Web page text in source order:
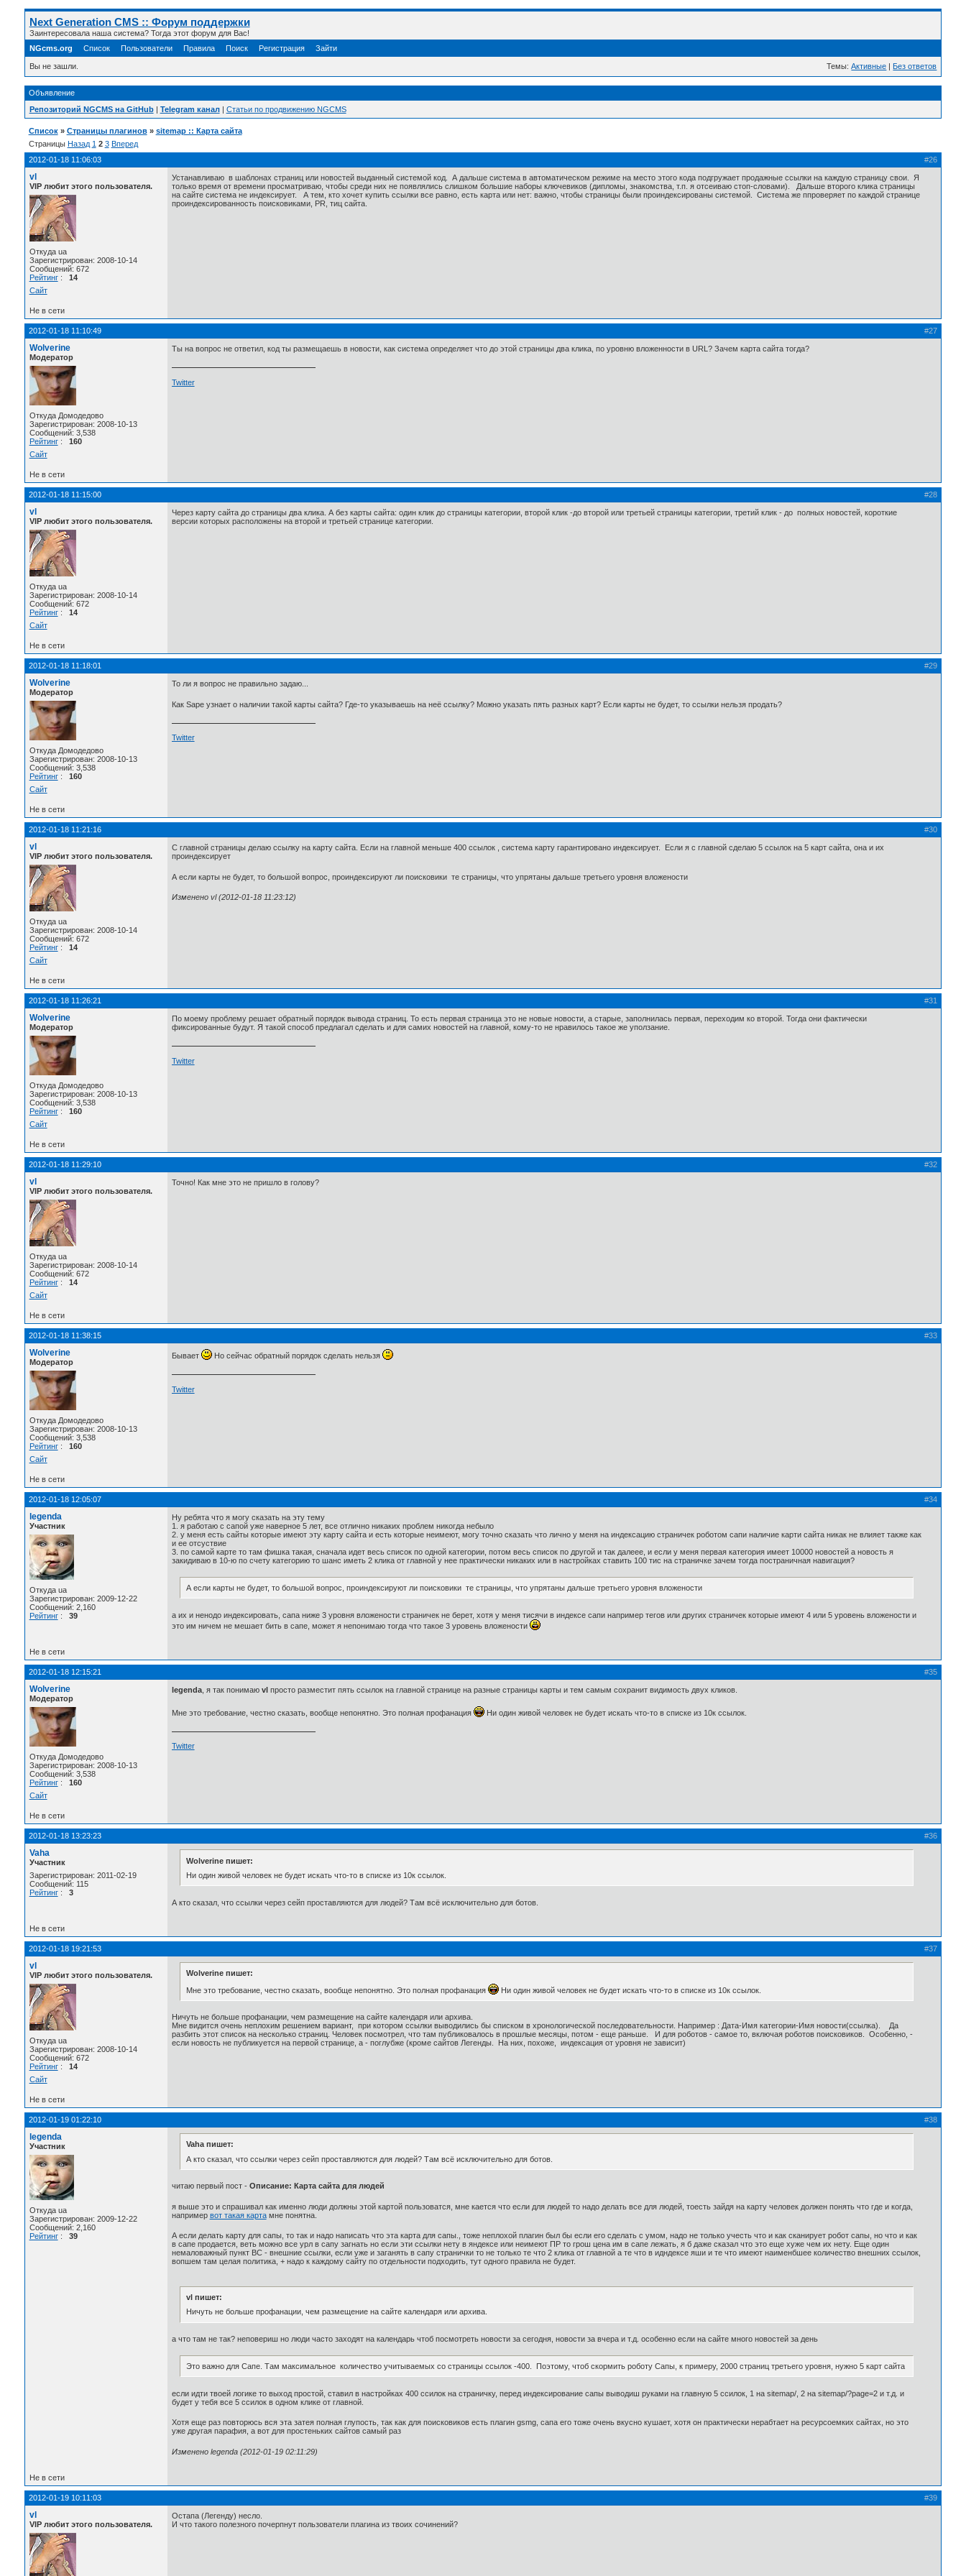
Next Generation CMS :: Форум поддержки
Заинтересовала наша система? Тогда этот форум для Вас!
NGcms.org
Список Пользователи Правила Поиск Регистрация Зайти
Вы не зашли. Темы:Активные | Без ответов
Объявление
Репозиторий NGCMS на GitHub| Telegram канал| Статьи по продвижению NGCMS
Список » Страницы плагинов » sitemap :: Карта сайта
Страницы Назад 1 2 3 Вперед
#26
2012-01-18 11:06:03
vl
VIP любит этого пользователя.
Откуда ua
Зарегистрирован: 2008-10-14
Сообщений: 672
Рейтинг: 14
Сайт
Устанавливаю в шаблонах страниц или новостей выданный системой код. А дальше система в автоматическом режиме на место этого кода подгружает продажные ссылки на каждую страницу свои. Я
только время от времени просматриваю, чтобы среди них не появлялись слишком большие наборы ключевиков (дипломы, знакомства, т.п. я отсеиваю стоп-словами). Дальше второго клика страницы
на сайте система не индексирует. А тем, кто хочет купить ссылки все равно, есть карта или нет: важно, чтобы страницы были проиндексированы системой. Система же ппроверяет по каждой странице
проиндексированность поисковиками, PR, тиц сайта.
Не в сети
#27
2012-01-18 11:10:49
Wolverine
Модератор
Откуда Домодедово
Зарегистрирован: 2008-10-13
Сообщений: 3,538
Рейтинг: 160
Сайт
Ты на вопрос не ответил, код ты размещаешь в новости, как система определяет что до этой страницы два клика, по уровню вложенности в URL? Зачем карта сайта тогда?
Twitter
Не в сети
#28
2012-01-18 11:15:00
vl
VIP любит этого пользователя.
Откуда ua
Зарегистрирован: 2008-10-14
Сообщений: 672
Рейтинг: 14
Сайт
Через карту сайта до страницы два клика. А без карты сайта: один клик до страницы категории, второй клик -до второй или третьей страницы категории, третий клик - до полных новостей, короткие
версии которых расположены на второй и третьей странице категории.
Не в сети
#29
2012-01-18 11:18:01
Wolverine
Модератор
Откуда Домодедово
Зарегистрирован: 2008-10-13
Сообщений: 3,538
Рейтинг: 160
Сайт
То ли я вопрос не правильно задаю...
Как Sape узнает о наличии такой карты сайта? Где-то указываешь на неё ссылку? Можно указать пять разных карт? Если карты не будет, то ссылки нельзя продать?
Twitter
Не в сети
#30
2012-01-18 11:21:16
vl
VIP любит этого пользователя.
Откуда ua
Зарегистрирован: 2008-10-14
Сообщений: 672
Рейтинг: 14
Сайт
С главной страницы делаю ссылку на карту сайта. Если на главной меньше 400 ссылок , система карту гарантировано индексирует. Если я с главной сделаю 5 ссылок на 5 карт сайта, она и их
проиндексирует
А если карты не будет, то большой вопрос, проиндексируют ли поисковики те страницы, что упрятаны дальше третьего уровня вложености
Изменено vl (2012-01-18 11:23:12)
Не в сети
#31
2012-01-18 11:26:21
Wolverine
Модератор
Откуда Домодедово
Зарегистрирован: 2008-10-13
Сообщений: 3,538
Рейтинг: 160
Сайт
По моему проблему решает обратный порядок вывода страниц. То есть первая страница это не новые новости, а старые, заполнилась первая, переходим ко второй. Тогда они фактически
фиксированные будут. Я такой способ предлагал сделать и для самих новостей на главной, кому-то не нравилось такое же уползание.
Twitter
Не в сети
#32
2012-01-18 11:29:10
vl
VIP любит этого пользователя.
Откуда ua
Зарегистрирован: 2008-10-14
Сообщений: 672
Рейтинг: 14
Сайт
Точно! Как мне это не пришло в голову?
Не в сети
#33
2012-01-18 11:38:15
Wolverine
Модератор
Откуда Домодедово
Зарегистрирован: 2008-10-13
Сообщений: 3,538
Рейтинг: 160
Сайт
Бывает Но сейчас обратный порядок сделать нельзя
Twitter
Не в сети
#34
2012-01-18 12:05:07
legenda
Участник
Откуда ua
Зарегистрирован: 2009-12-22
Сообщений: 2,160
Рейтинг: 39
Ну ребята что я могу сказать на эту тему
1. я работаю с сапой уже наверное 5 лет, все отлично никаких проблем никогда небыло
2. у меня есть сайты которые имеют эту карту сайта и есть которые неимеют, могу точно сказать что лично у меня на индексацию страничек роботом сапи наличие карти сайта никак не влияет также как
и ее отсуствие
3. по самой карте то там фишка такая, сначала идет весь список по одной категории, потом весь список по другой и так далеее, и если у меня первая категория имеет 10000 новостей а новость я
закидиваю в 10-ю по счету категорию то шанс иметь 2 клика от главной у нее практически никаких или в настройках ставить 100 тис на страничке зачем тогда постраничная навигация?
А если карты не будет, то большой вопрос, проиндексируют ли поисковики те страницы, что упрятаны дальше третьего уровня вложености
а их и ненодо индексировать, сапа ниже 3 уровня вложености страничек не берет, хотя у меня тисячи в индексе сапи например тегов или других страничек которые имеют 4 или 5 уровень вложености и
это им ничем не мешает бить в сапе, может я непонимаю тогда что такое 3 уровень вложености
Не в сети
#35
2012-01-18 12:15:21
Wolverine
Модератор
Откуда Домодедово
Зарегистрирован: 2008-10-13
Сообщений: 3,538
Рейтинг: 160
Сайт
legenda, я так понимаю vl просто разместит пять ссылок на главной странице на разные страницы карты и тем самым сохранит видимость двух кликов.
Мне это требование, честно сказать, вообще непонятно. Это полная профанация Ни один живой человек не будет искать что-то в списке из 10к ссылок.
Twitter
Не в сети
#36
2012-01-18 13:23:23
Vaha
Участник
Зарегистрирован: 2011-02-19
Сообщений: 115
Рейтинг: 3
Wolverine пишет:
Ни один живой человек не будет искать что-то в списке из 10к ссылок.
А кто сказал, что ссылки через сейп проставляются для людей? Там всё исключительно для ботов.
Не в сети
#37
2012-01-18 19:21:53
vl
VIP любит этого пользователя.
Откуда ua
Зарегистрирован: 2008-10-14
Сообщений: 672
Рейтинг: 14
Сайт
Wolverine пишет:
Мне это требование, честно сказать, вообще непонятно. Это полная профанация
Ни один живой человек не будет искать что-то в списке из 10к ссылок.
Ничуть не больше профанации, чем размещение на сайте календаря или архива.
Мне видится очень неплохим решением вариант, при котором ссылки выводились бы списком в хронологической последовательности. Например : Дата-Имя категории-Имя новости(ссылка). Да
разбить этот список на несколько страниц. Человек посмотрел, что там публиковалось в прошлые месяцы, потом - еще раньше. И для роботов - самое то, включая роботов поисковиков. Особенно, -
если новость не публикуется на первой странице, а - поглубже (кроме сайтов Легенды. На них, похоже, индексация от уровня не зависит)
Не в сети
#38
2012-01-19 01:22:10
legenda
Участник
Откуда ua
Зарегистрирован: 2009-12-22
Сообщений: 2,160
Рейтинг: 39
Vaha пишет:
А кто сказал, что ссылки через сейп проставляются для людей? Там всё исключительно для ботов.
читаю первый пост - Описание: Карта сайта для людей
я выше это и спрашивал как именно люди должны этой картой пользоватся, мне кается что если для людей то надо делать все для людей, тоесть зайдя на карту человек должен понять что где и когда,
например вот такая картамне понятна.
А если делать карту для сапы, то так и надо написать что эта карта для сапы., тоже неплохой плагин был бы если его сделать с умом, надо не только учесть что и как сканирует робот сапы, но что и как
в сапе продается, веть можно все урл в сапу загнать но если эти ссылки нету в яндексе или неимеют ПР то грош цена им в сапе лежать, я б даже сказал что это еще хуже чем их нету. Еще один
немаловажный пункт ВС - внешние ссылки, если уже и заганять в сапу странички то не только те что 2 клика от главной а те что в идндексе яши и те что имеют наименбшее количество внешних ссылок,
вопшем там целая политика, + надо к каждому сайту по отдельности подходить, тут одного правила не будет.
vl пишет:
Ничуть не больше профанации, чем размещение на сайте календаря или архива.
а что там не так? неповериш но люди часто заходят на календарь чтоб посмотреть новости за сегодня, новости за вчера и т.д. особенно если на сайте много новостей за день
Это важно для Сапе. Там максимальное количество учитываемых со страницы ссылок -400. Поэтому, чтоб скормить роботу Сапы, к примеру, 2000 страниц третьего уровня, нужно 5 карт сайта
если идти твоей логике то выход простой, ставил в настройках 400 ссилок на страничку, перед индексирование сапы выводиш руками на главную 5 ссилок, 1 на sitemap/, 2 на sitemap/?page=2 и т.д. и
будет у тебя все 5 ссилок в одном клике от главной.
Хотя еще раз повторюсь вся эта затея полная глупость, так как для поисковиков есть плагин gsmg, сапа его тоже очень вкусно кушает, хотя он практически нерабтает на ресурсоемких сайтах, но это
уже другая парафия, а вот для простеньких сайтов самый раз
Изменено legenda (2012-01-19 02:11:29)
Не в сети
#39
2012-01-19 10:11:03
vl
VIP любит этого пользователя.
Остапа (Легенду) несло.
И что такого полезного почерпнут пользователи плагина из твоих сочинений?